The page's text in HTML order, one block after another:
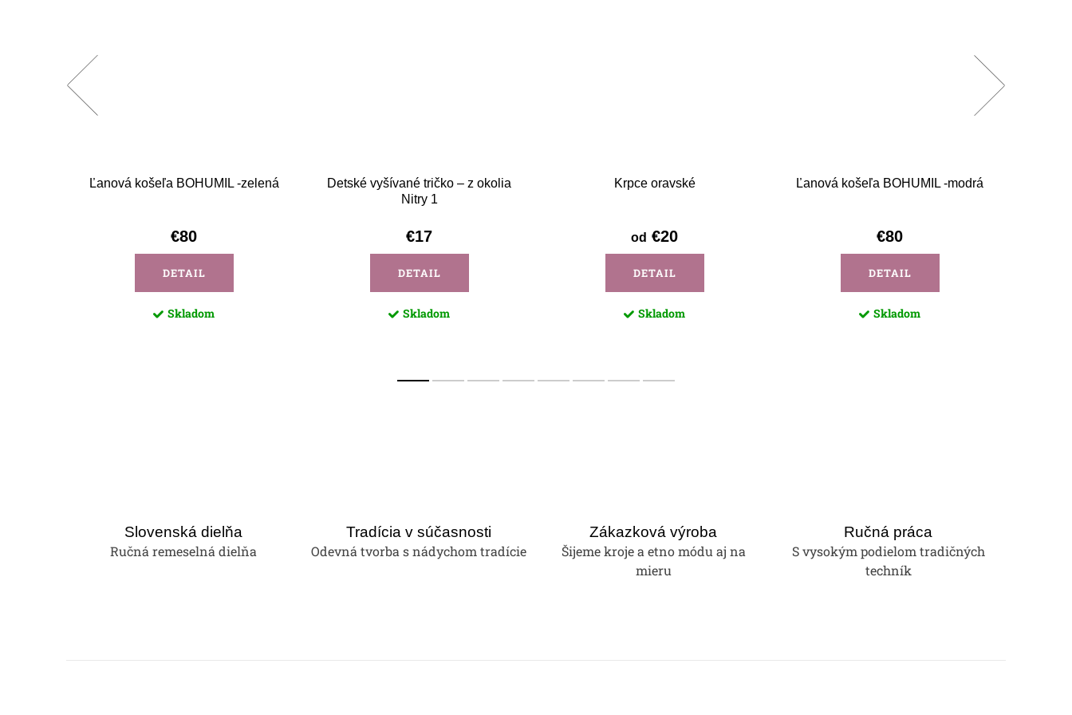
Ľanová košeľa BOHUMIL -zelená
€80
DETAIL
Skladom
Detské vyšívané tričko – z okolia
Nitry 1
€17
DETAIL
Skladom
Krpce oravské
od €20
DETAIL
Skladom
Ľanová košeľa BOHUMIL -modrá
€80
DETAIL
Skladom
Slovenská dielňa
Ručná remeselná dielňa
Tradícia v súčasnosti
Odevná tvorba s nádychom tradície
Zákazková výroba
Šijeme kroje a etno módu aj na
mieru
Ručná práca
S vysokým podielom tradičných
techník